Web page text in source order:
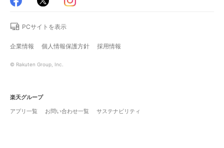
PCサイトを表示
企業情報 個人情報保護方針 採用情報
© Rakuten Group, Inc.
楽天グループ
アプリ一覧
お問い合わせ一覧 サステナビリティ